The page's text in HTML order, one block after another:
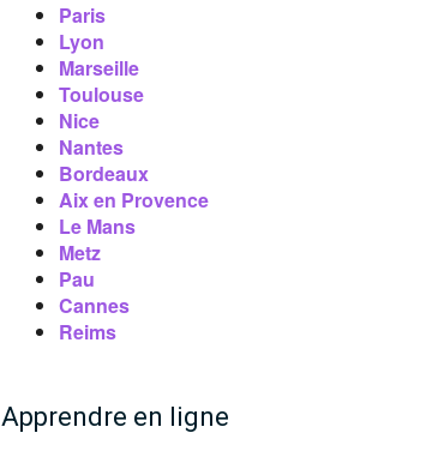
Paris
Lyon
Marseille
Toulouse
Nice
Nantes
Bordeaux
Aix en Provence
Le Mans
Metz
Pau
Cannes
Reims
Apprendre en ligne